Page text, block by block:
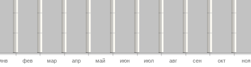
фев мар апр май июн июл авг сен окт ноя